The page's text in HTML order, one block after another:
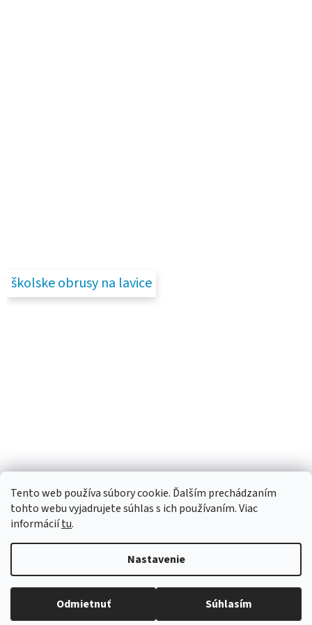
Tento web používa súbory cookie. Ďalším prechádzaním
tohto webu vyjadrujete súhlas s ich používaním. Viac
informáciítu.
Nastavenie
Odmietnuť Súhlasím
Robíme všetko pre to, aby sme vaše objednávky doručili
čo najskôr. Ospravedlňujeme sa za prípadné oneskorenie
školske obrusy na lavice
Vytvoril Shoptet
Copyright 2026Luana e-shop . Všetky práva vyhradené.